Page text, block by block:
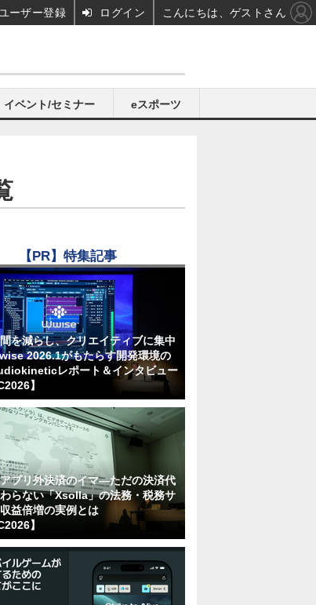
イベント/セミナー eスポーツ
【PR】特集記事
間を減らし、クリエイティブに集中
2026.1がもたらす開発環境の
レポート＆インタビュー
】
プリ外決済のイマ―ただの決済代
らない「Xsolla」の法務・税務サ
益倍増の実例とは
】
ーザー登録 ログイン こんにちは、ゲストさん